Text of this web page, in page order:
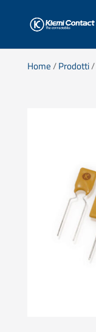
Home/Prodotti/